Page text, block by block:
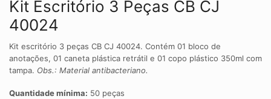
Kit Escritório 3 Peças CB CJ
40024
Kit escritório 3 peças CB CJ 40024. Contém 01 bloco de
anotações, 01 caneta plástica retrátil e 01 copo plástico 350ml com
tampa. Obs.: Material antibacteriano.
Quantidade mínima: 50 peças